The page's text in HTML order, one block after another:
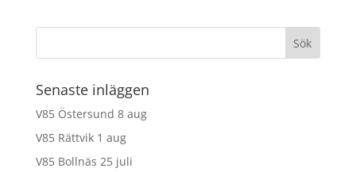
Senaste inläggen
V85 Östersund 8 aug
V85 Rättvik 1 aug
V85 Bollnäs 25 juli